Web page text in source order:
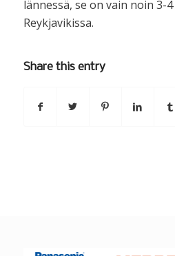
lännessä, se on vain noin 3-
Reykjavikissa.
Share this entry